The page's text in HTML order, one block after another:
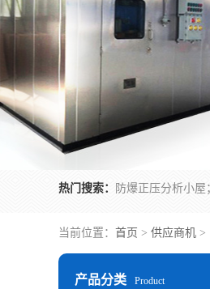
热门搜索：
当前位置： 首页 > 供应商机 >
产品分类 Product